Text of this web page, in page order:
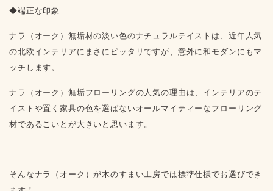
◆端正な印象
ナラ（オーク）無垢材の淡い色のナチュラルテイストは、近年人気
の北欧インテリアにまさにピッタリですが、意外に和モダンにもマ
ッチします。
ナラ（オーク）無垢フローリングの人気の理由は、インテリアのテ
イストや置く家具の色を選ばないオールマイティーなフローリング
材であるこいとが大きいと思います。
そんなナラ（オーク）が木のすまい工房では標準仕様でお選びでき